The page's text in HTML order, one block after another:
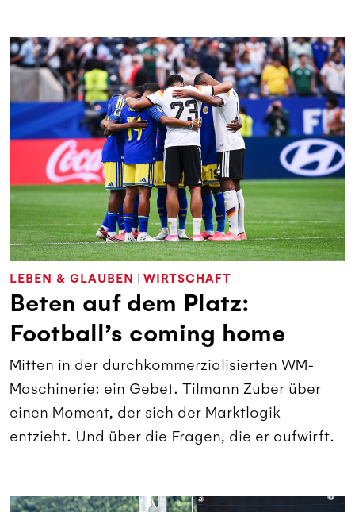
LEBEN & GLAUBEN WIRTSCHAFT
Beten auf dem Platz:
Football’s coming home
Mitten in der durchkommerzialisierten WM-
Maschinerie: ein Gebet. Tilmann Zuber über
einen Moment, der sich der Marktlogik
entzieht. Und über die Fragen, die er aufwirft.